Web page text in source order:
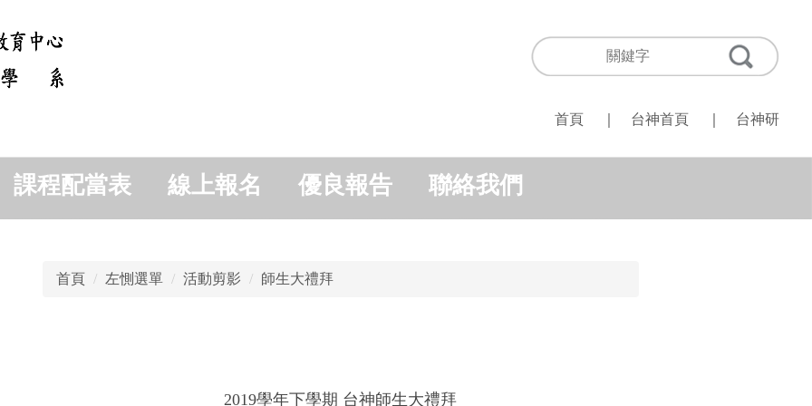
首頁 台神首頁 台神研
課程配當表 線上報名 優良報告 聯絡我們
首頁 左惻選單 活動剪影 師生大禮拜
2019學年下學期 台神師生大禮拜